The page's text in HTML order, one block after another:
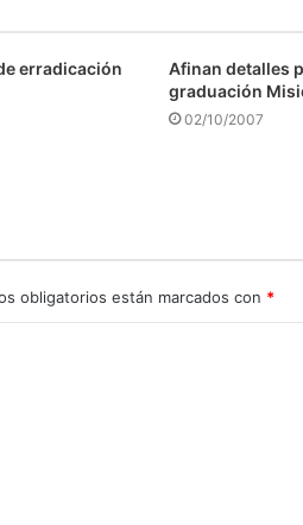
erradicación
Afinan detalles
graduación
02/10/2007
obligatorios están marcados con *